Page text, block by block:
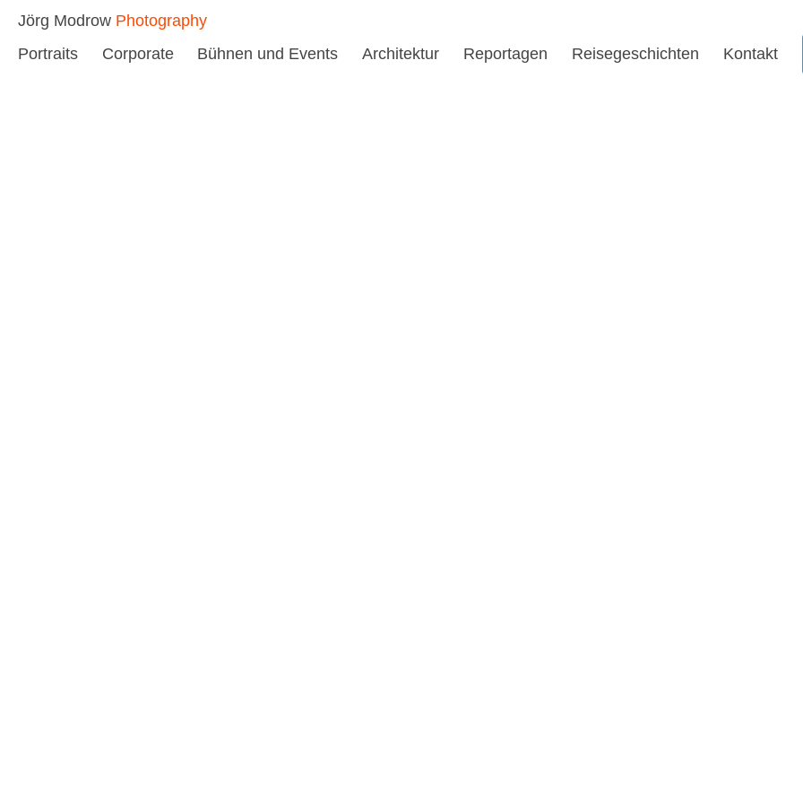
Jörg Modrow Photography
Portraits Corporate Bühnen und Events Architektur Reportagen Reisegeschichten Kontakt